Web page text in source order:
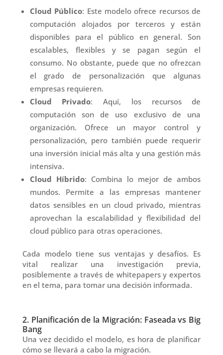
Cloud Público: Este modelo ofrece recursos de
computación alojados por terceros y están
disponibles para el público en general. Son
escalables, flexibles y se pagan según el
consumo. No obstante, puede que no ofrezcan
el grado de personalización que algunas
empresas requieren.
Cloud Privado: Aquí, los recursos de
computación son de uso exclusivo de una
organización. Ofrece un mayor control y
personalización, pero también puede requerir
una inversión inicial más alta y una gestión más
intensiva.
Cloud Híbrido: Combina lo mejor de ambos
mundos. Permite a las empresas mantener
datos sensibles en un cloud privado, mientras
aprovechan la escalabilidad y flexibilidad del
cloud público para otras operaciones.
Cada modelo tiene sus ventajas y desafíos. Es
vital realizar una investigación previa,
posiblemente a través de whitepapers y expertos
en el tema, para tomar una decisión informada.
2. Planificación de la Migración: Faseada vs Big
Bang
Una vez decidido el modelo, es hora de planificar
cómo se llevará a cabo la migración.